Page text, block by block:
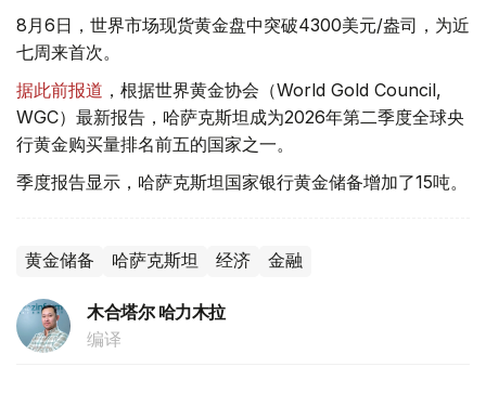
8月6日，世界市场现货黄金盘中突破4300美元/盎司，为近
七周来首次。
据此前报道 ，根据世界黄金协会（World Gold Council,
WGC）最新报告，哈萨克斯坦成为2026年第二季度全球央
行黄金购买量排名前五的国家之一。
季度报告显示，哈萨克斯坦国家银行黄金储备增加了15吨。
黄金储备 哈萨克斯坦 经济 金融
木合塔尔 哈力木拉
编译